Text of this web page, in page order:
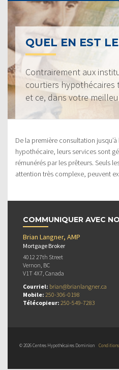
QUEL EN EST
Contrairement aux
courtiers
et ce, dans votre
De la première consultation
hypothécaire, leurs services sont
rémunérés par les prêteurs. Seuls
attention très complexe, peuvent
COMMUNIQUER AVEC
Brian Langner, AMP
Mortgage Broker
4012 27th Street
Vernon, BC
V1T 4X7, Canada
Courriel: brian@brianlangner.ca
Mobile: 250-306-0198
Télécopieur: 250-549-7283
© 2026 Centres Hypothécaires Dominion